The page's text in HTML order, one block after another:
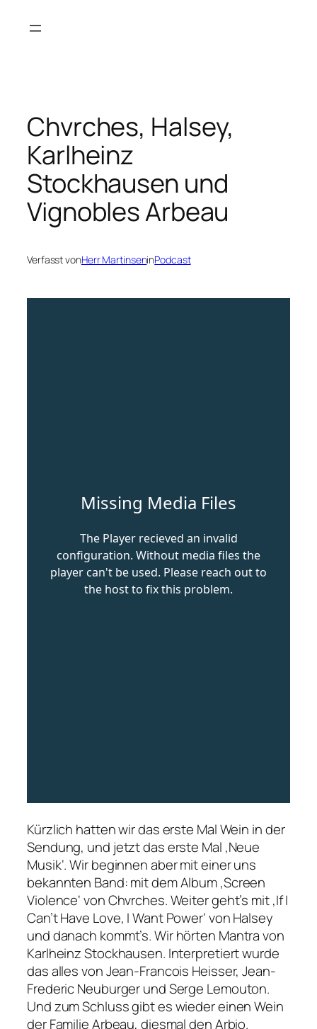
Inhalt
Chvrches, Halsey,
Karlheinz
Stockhausen und
Vignobles Arbeau
Verfasst vonHerr MartinseninPodcast
Kürzlich hatten wir das erste Mal Wein in der
Sendung, und jetzt das erste Mal ‚Neue
Musik‘. Wir beginnen aber mit einer uns
bekannten Band: mit dem Album ‚Screen
Violence‘ von Chvrches. Weiter geht’s mit ‚If I
Can’t Have Love, I Want Power‘ von Halsey
und danach kommt’s. Wir hörten Mantra von
Karlheinz Stockhausen. Interpretiert wurde
das alles von Jean-Francois Heisser, Jean-
Frederic Neuburger und Serge Lemouton.
Und zum Schluss gibt es wieder einen Wein
der Familie Arbeau, diesmal den Arbio.